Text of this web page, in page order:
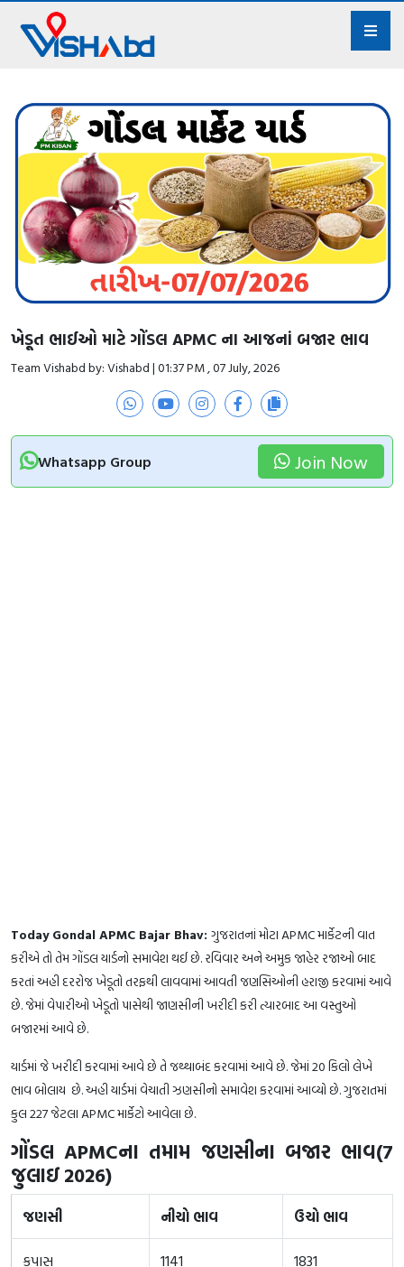
ખેડૂત ભાઈઓ માટે ગોંડલ APMC ના આજનાં બજાર ભાવ
Team Vishabd by: Vishabd | 01:37 PM , 07 July, 2026
Whatsapp Group Join Now
Today Gondal APMC Bajar Bhav: ગુજરાતનાં મોટા APMC માર્કેટની વાત
કરીએ તો તેમ ગોંડલ યાર્ડનો સમાવેશ થઈ છે. રવિવાર અને અમુક જાહેર રજાઓ બાદ
કરતાં અહી દરરોજ ખેડૂતો તરફથી લાવવામાં આવતી જણસિઓની હરાજી કરવામાં આવે
છે. જેમાં વેપારીઓ ખેડૂતો પાસેથી જાણસીની ખરીદી કરી ત્યારબાદ આ વસ્તુઓ
બજારમાં આવે છે.
યાર્ડમાં જે ખરીદી કરવામાં આવે છે તે જથ્થાબંદ કરવામાં આવે છે. જેમાં 20 કિલો લેખે
ભાવ બોલાય છે. અહી યાર્ડમાં વેચાતી ઝણસીનો સમાવેશ કરવામાં આવ્યો છે. ગુજરાતમાં
કુલ 227 જેટલા APMC માર્કેટો આવેલા છે.
ગોંડલ APMCના તમામ જણસીના બજાર ભાવ(7
જુલાઇ 2026)
જણસી નીચો ભાવ ઉચો ભાવ
કપાસ 1141 1831